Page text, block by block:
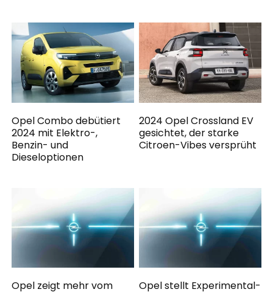
Opel Combo debütiert
2024 mit Elektro-,
Benzin- und
Dieseloptionen
2024 Opel Crossland EV
gesichtet, der starke
Citroen-Vibes versprüht
Opel zeigt mehr vom
Opel stellt Experimental-